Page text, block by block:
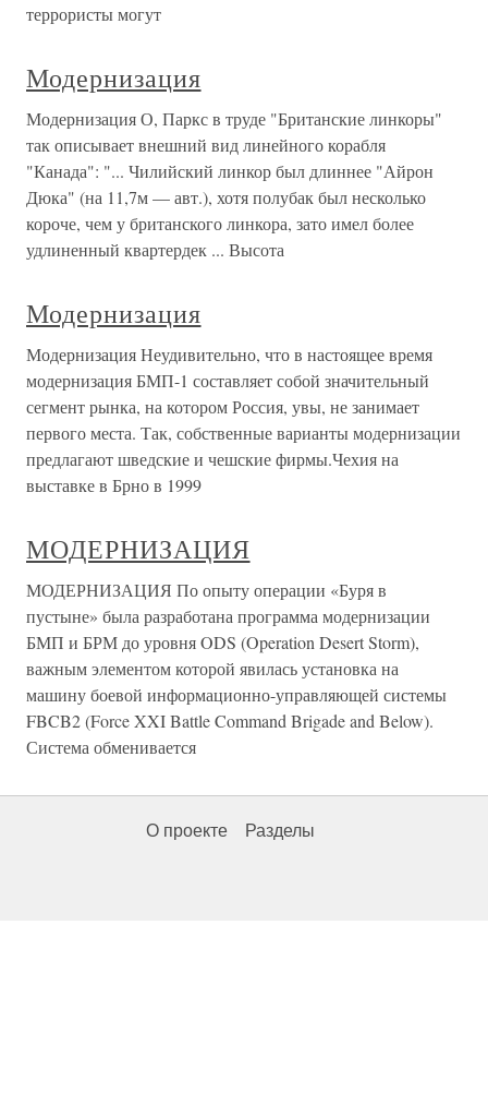
террористы могут
Модернизация
Модернизация О, Паркс в труде "Британские линкоры"
так описывает внешний вид линейного корабля
"Канада": "... Чилийский линкор был длиннее "Айрон
Дюка" (на 11,7м — авт.), хотя полубак был несколько
короче, чем у британского линкора, зато имел более
удлиненный квартердек ... Высота
Модернизация
Модернизация Неудивительно, что в настоящее время
модернизация БМП-1 составляет собой значительный
сегмент рынка, на котором Россия, увы, не занимает
первого места. Так, собственные варианты модернизации
предлагают шведские и чешские фирмы.Чехия на
выставке в Брно в 1999
МОДЕРНИЗАЦИЯ
МОДЕРНИЗАЦИЯ По опыту операции «Буря в
пустыне» была разработана программа модернизации
БМП и БРМ до уровня ODS (Operation Desert Storm),
важным элементом которой явилась установка на
машину боевой информационно-управляющей системы
FBCB2 (Force XXI Battle Command Brigade and Below).
Система обменивается
О проекте Разделы